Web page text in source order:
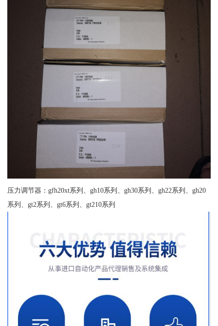
压力调节器：gfh20xt系列、gh10系列、gh30系列、gh22系列、gh20
系列、gt2系列、gt6系列、gt210系列